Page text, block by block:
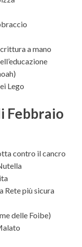
a mano
Lego
Febbraio
contro il cancro
Rete più sicura
delle Foibe)